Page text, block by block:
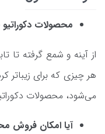
محصولات
از آینه و شمع گرفته تا
هر چیزی که برای زیباتر
می‌شود، محصولات
آیا امکان فروش